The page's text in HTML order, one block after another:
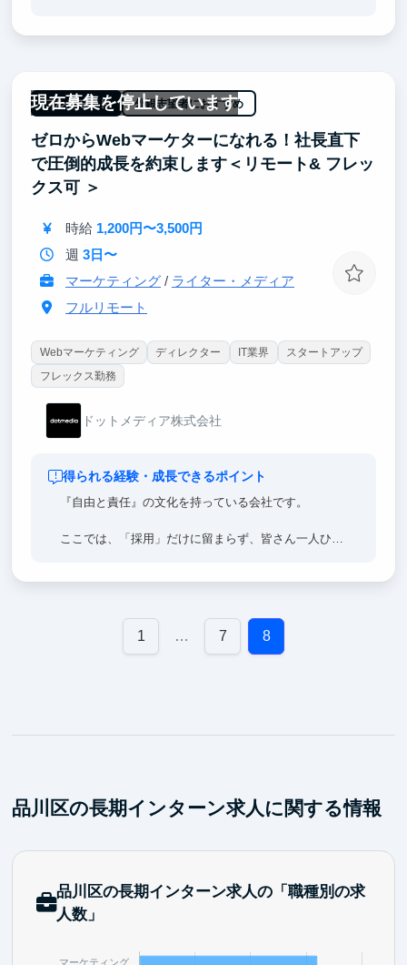
現在募集を停止しています
フルリモート 外銀志望者におすすめ
ゼロからWebマーケターになれる！社長直下
で圧倒的成長を約束します＜リモート& フレッ
クス可 ＞
時給 1,200円〜3,500円
週 3日〜
マーケティング/ ライター・メディア
フルリモート
Webマーケティング ディレクター IT業界
スタートアップ
フレックス勤務
ドットメディア株式会社
得られる経験・成長できるポイント
『自由と責任』の文化を持っている会社です。
ここでは、「採用」だけに留まらず、皆さん一人ひと
また私たちが提供するのは、これまでに無かった世界
ピード」を加速させる力を持つことを期待していま
1 … 7 8
品川区の長期インターン求人に関する情報
品川区の長期インターン求人の「職種別の求
人数」